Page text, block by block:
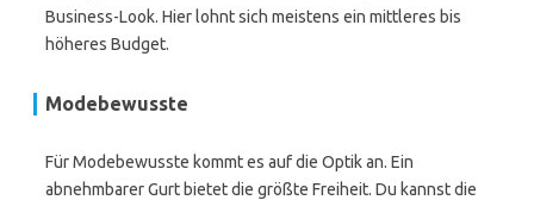
Business-Look. Hier lohnt sich meistens ein mittleres bis
höheres Budget.
Modebewusste
Für Modebewusste kommt es auf die Optik an. Ein
abnehmbarer Gurt bietet die größte Freiheit. Du kannst die